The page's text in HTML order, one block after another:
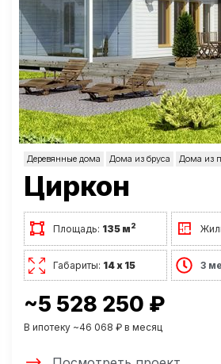
Деревянные дома Дома из бруса Дома из
Циркон
Площадь: 135 м2
Габариты: 14 х 15 3
~5 528 250 ₽
В ипотеку ~46 068 ₽ в месяц